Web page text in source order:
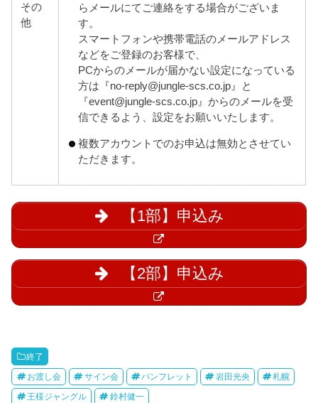
その
他
らメールにてご連絡をする場合がございま
す。
スマートフォンや携帯電話のメールアドレス
などをご登録のお客様で、
PCからのメールが届かない設定になっている
方は『no-reply@jungle-scs.co.jp』と
『event@jungle-scs.co.jp』からのメールを受
信できるよう、設定をお願いいたします。
複数アカウントでのお申込は無効とさせてい
ただきます。
【1部】申込み
【2部】申込み
終了
お渡し会 サイン会 パンフレット 岩田光央 札幌
王様ジャングル 鈴村健一